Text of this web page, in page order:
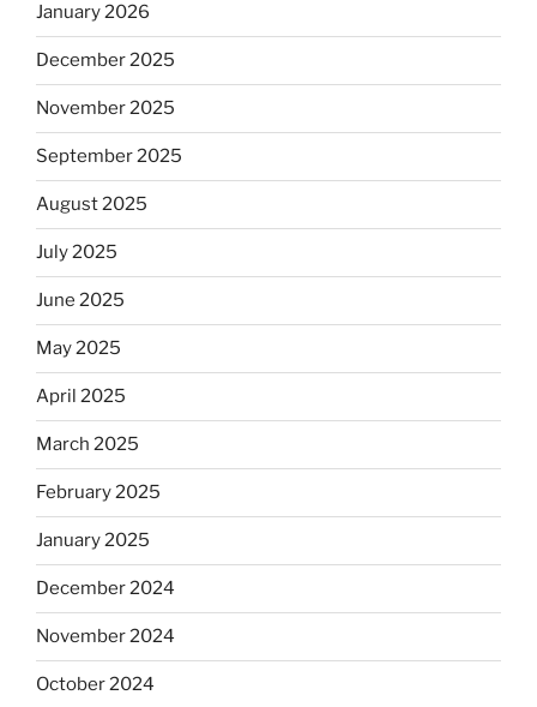
January 2026
December 2025
November 2025
September 2025
August 2025
July 2025
June 2025
May 2025
April 2025
March 2025
February 2025
January 2025
December 2024
November 2024
October 2024